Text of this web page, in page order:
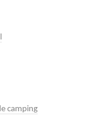
camping